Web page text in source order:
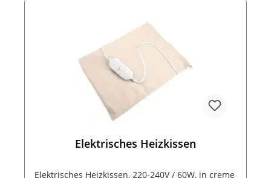
Elektrisches Heizkissen
Elektrisches Heizkissen, 220-240V / 60W, in creme